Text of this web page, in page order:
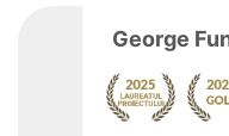
George